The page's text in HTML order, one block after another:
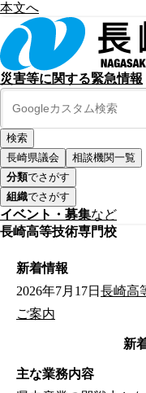
本文へ
災害等に関する緊急情報
長崎県議会
相談機関一覧
分類でさがす
組織でさがす
イベント・募集など
長崎高等技術専門校
新着情報
2026年7月17日 長崎高
ご案内
新
主な業務内容